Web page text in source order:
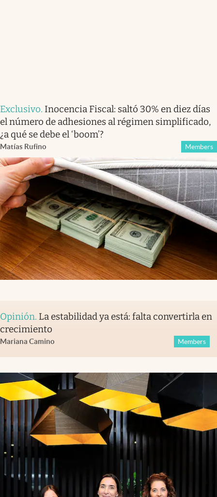
Exclusivo. Inocencia Fiscal: saltó 30% en diez días
el número de adhesiones al régimen simplificado,
¿a qué se debe el ‘boom’?
Matías Rufino Members
Opinión. La estabilidad ya está: falta convertirla en
crecimiento
Mariana Camino Members